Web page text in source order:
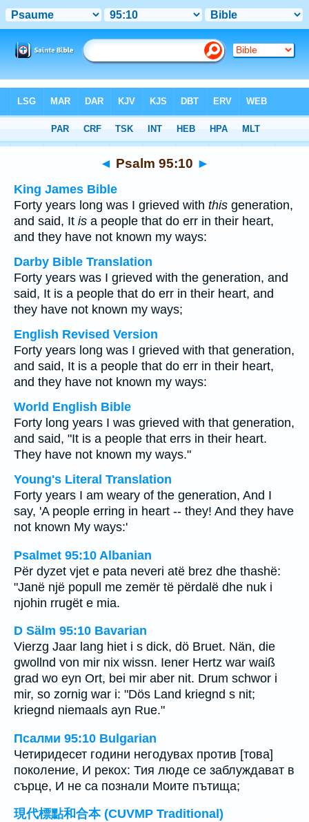
> Psalm 95:10
◄ Psalm 95:10 ►
King James Bible
Forty years long was I grieved with this generation,
and said, It is a people that do err in their heart,
and they have not known my ways:
Darby Bible Translation
Forty years was I grieved with the generation, and
said, It is a people that do err in their heart, and
they have not known my ways;
English Revised Version
Forty years long was I grieved with that generation,
and said, It is a people that do err in their heart,
and they have not known my ways:
World English Bible
Forty long years I was grieved with that generation,
and said, "It is a people that errs in their heart.
They have not known my ways."
Young's Literal Translation
Forty years I am weary of the generation, And I
say, 'A people erring in heart -- they! And they have
not known My ways:'
Psalmet 95:10 Albanian
Për dyzet vjet e pata neveri atë brez dhe thashë:
"Janë një popull me zemër të përdalë dhe nuk i
njohin rrugët e mia.
D Sälm 95:10 Bavarian
Vierzg Jaar lang hiet i s dick, dö Bruet. Nän, die
gwollnd von mir nix wissn. Iener Hertz war waiß
grad wo eyn Ort, bei mir aber nit. Drum schwor i
mir, so zornig war i: "Dös Land kriegnd s nit;
kriegnd niemaals ayn Rue."
Псалми 95:10 Bulgarian
Четиридесет години негодувах против [това]
поколение, И рекох: Тия люде се заблуждават в
сърце, И не са познали Моите пътища;
現代標點和合本 (CUVMP Traditional)